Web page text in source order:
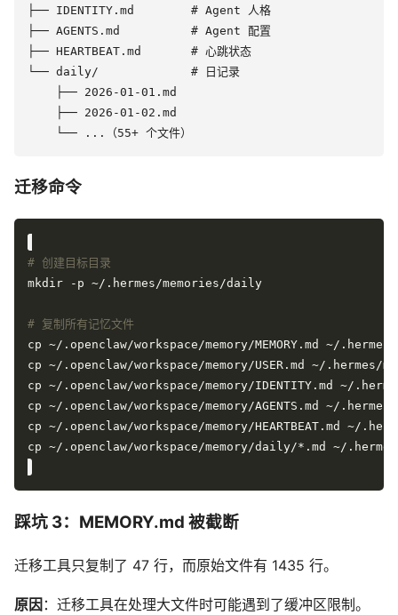
├── IDENTITY.md        # Agent 人格
├── AGENTS.md          # Agent 配置
├── HEARTBEAT.md       # 心跳状态
└── daily/             # 日记录
    ├── 2026-01-01.md
    ├── 2026-01-02.md
迁移命令
# 创建目标目录
# 复制所有记忆文件
踩坑 3：MEMORY.md 被截断
迁移工具只复制了 47 行，而原始文件有 1435 行。
原因 ：迁移工具在处理大文件时可能遇到了缓冲区限制。